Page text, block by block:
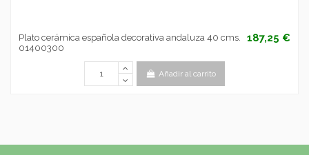
Plato cerámica española decorativa andaluza 40 cms.
01400300
187,25 €
Añadir al carrito